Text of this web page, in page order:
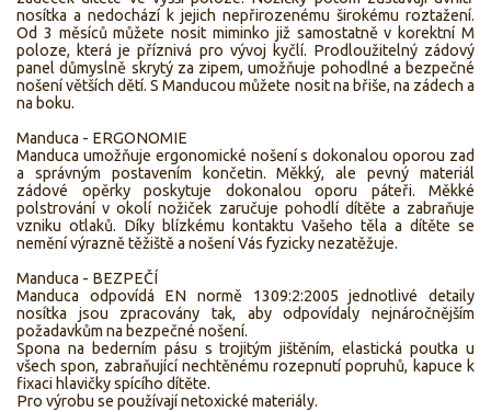
nosítka a nedochází k jejich nepřirozenému širokému roztažení.
Od 3 měsíců můžete nosit miminko již samostatně v korektní M
poloze, která je příznivá pro vývoj kyčlí. Prodloužitelný zádový
panel důmyslně skrytý za zipem, umožňuje pohodlné a bezpečné
nošení větších dětí. S Manducou můžete nosit na břiše, na zádech a
na boku.
Manduca - ERGONOMIE
Manduca umožňuje ergonomické nošení s dokonalou oporou zad
a správným postavením končetin. Měkký, ale pevný materiál
zádové opěrky poskytuje dokonalou oporu páteři. Měkké
polstrování v okolí nožiček zaručuje pohodlí dítěte a zabraňuje
vzniku otlaků. Díky blízkému kontaktu Vašeho těla a dítěte se
nemění výrazně těžiště a nošení Vás fyzicky nezatěžuje.
Manduca - BEZPEČÍ
Manduca odpovídá EN normě 1309:2:2005 jednotlivé detaily
nosítka jsou zpracovány tak, aby odpovídaly nejnáročnějším
požadavkům na bezpečné nošení.
Spona na bederním pásu s trojitým jištěním, elastická poutka u
všech spon, zabraňující nechtěnému rozepnutí popruhů, kapuce k
fixaci hlavičky spícího dítěte.
Pro výrobu se používají netoxické materiály.